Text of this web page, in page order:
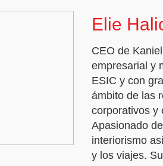
Elie
CEO de
empresarial y
ESIC y con
ámbito de las
corporativos y
Apasionado
interiorismo
y los viajes.